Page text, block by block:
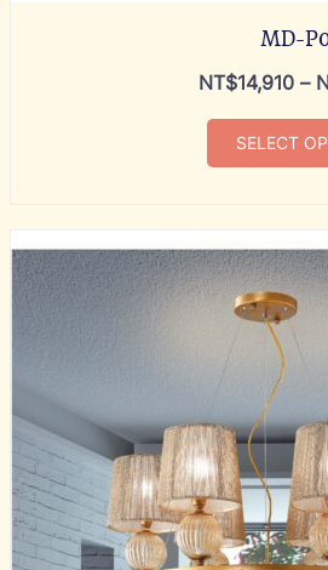
MD-
NT$14,910–
SELECT